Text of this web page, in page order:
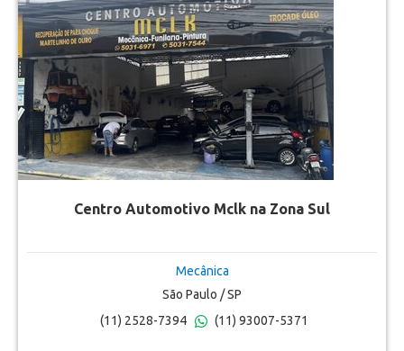
Centro Automotivo Mclk na Zona Sul
Mecânica
São Paulo / SP
(11) 2528-7394
(11) 93007-5371